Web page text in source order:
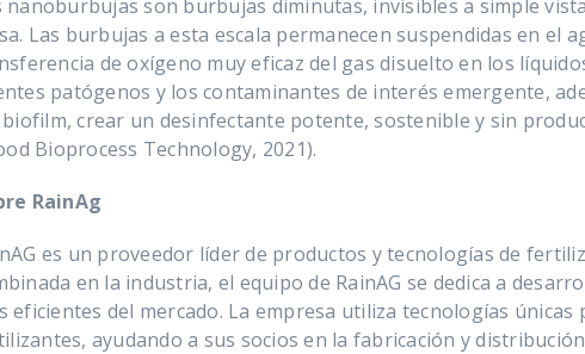
nanoburbujas son burbujas diminutas, invisibles a simple
Las burbujas a esta escala permanecen suspendidas en
de oxígeno muy eficaz del gas disuelto en los
patógenos y los contaminantes de interés emergente,
crear un desinfectante potente, sostenible y sin
Bioprocess Technology, 2021).
RainAg
es un proveedor líder de productos y tecnologías de
en la industria, el equipo de RainAG se dedica a
eficientes del mercado. La empresa utiliza tecnologías
ayudando a sus socios en la fabricación y